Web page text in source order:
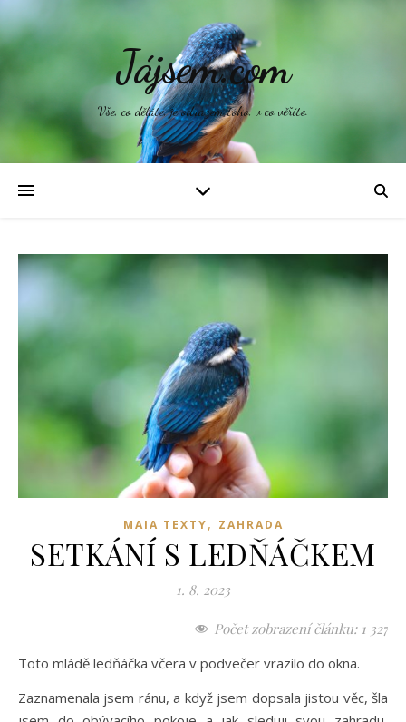
Jájsem.com
Vše, co děláte, je odrazem toho, v co věříte.
MAIA TEXTY, ZAHRADA
SETKÁNÍ S LEDŇÁČKEM
1. 8. 2023
Počet zobrazení článku: 1 327
Toto mládě ledňáčka včera v podvečer vrazilo do okna.
Zaznamenala jsem ránu, a když jsem dopsala jistou věc, šla